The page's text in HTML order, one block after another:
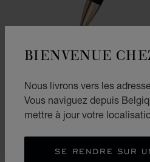
BIENVENUE
Nous livrons vers les
Vous naviguez depuis
mettre à jour votre
SE RENDRE SUR
STYLO À BILLE CLASSIC
RÉSINE NOIRE – MÉTAL ROSE DORÉ
€ 354